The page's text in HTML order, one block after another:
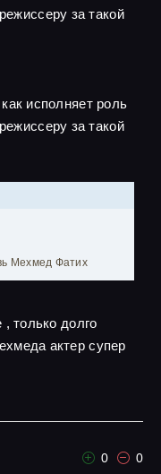
за такой
исполняет роль
за такой
Мехмед Фатих
, только долго
актер супер
0 0